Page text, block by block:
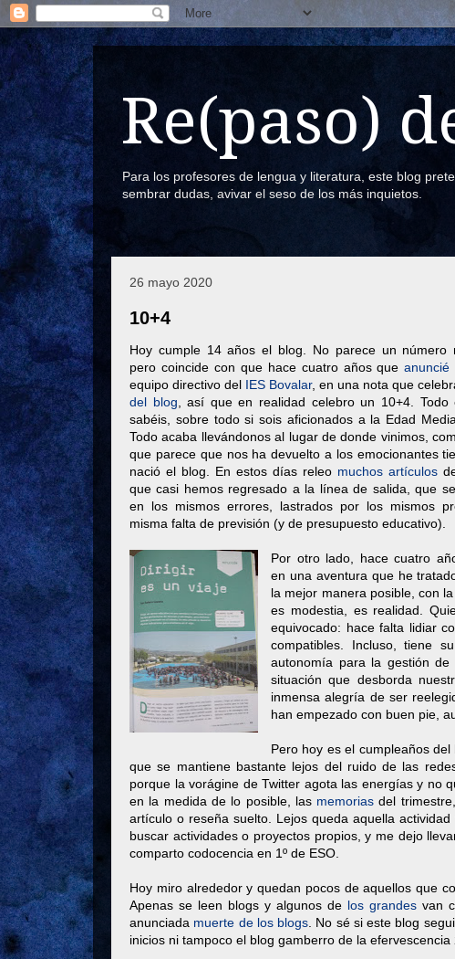
Re(paso)
Para los profesores de lengua y literatura, este blog
sembrar dudas, avivar el seso de los más inquietos.
26 mayo 2020
10+4
Hoy cumple 14 años el blog. No parece un número
pero coincide con que hace cuatro años queanuncié
equipo directivo del IES Bovalar, en una nota que
del blog , así que en realidad celebro un 10+4.
sabéis, sobre todo si sois aficionados a la Edad
Todo acaba llevándonos al lugar de donde vinimos,
que parece que nos ha devuelto a los emocionantes
nació el blog. En estos días releo muchos artículos
que casi hemos regresado a la línea de salida, que
en los mismos errores, lastrados por los mismos
misma falta de previsión (y de presupuesto educativo).
Por otro lado, hace cuatro
en una aventura que he
la mejor manera posible, con
es modestia, es realidad.
equivocado: hace falta lidiar
compatibles. Incluso, tiene
autonomía para la gestión
situación que desborda
inmensa alegría de ser
han empezado con buen pie,
Pero hoy es el cumpleaños
que se mantiene bastante lejos del ruido de las
porque la vorágine de Twitter agota las energías y no
en la medida de lo posible, las memorias del
artículo o reseña suelto. Lejos queda aquella
buscar actividades o proyectos propios, y me dejo
comparto codocencia en 1º de ESO.
Hoy miro alrededor y quedan pocos de aquellos que
Apenas se leen blogs y algunos de los grandesvan
anunciada muerte de los blogs . No sé si este blog
inicios ni tampoco el blog gamberro de la